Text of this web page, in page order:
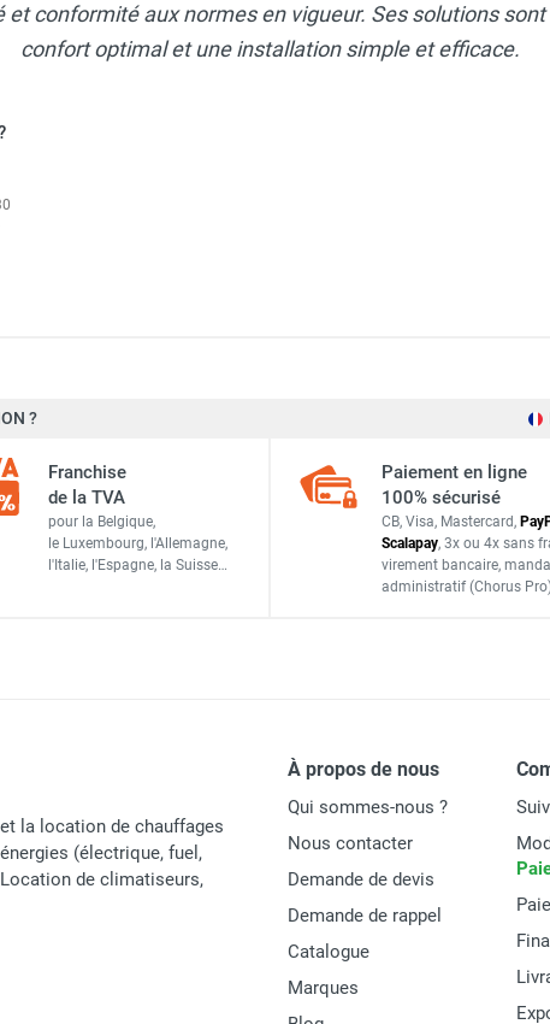
conformité aux normes en vigueur. Ses solutions
confort optimal et une installation simple et efficace.
230 V - 50Hz
Ø7,2 +/-0,2mm
Double, Polymère fluoré
IPx7
90° C
vignes 2 340 W - 128 mètres linéaires - HEATCOM
?
Franchise
de la TVA
pour la Belgique,
le Luxembourg, l'Allemagne,
l'Italie, l'Espagne, la Suisse…
Paiement en ligne
100% sécurisé
CB, Visa, Mastercard, Pay
Scalapay, 3x ou 4x sans
virement bancaire,
administratif (Chorus
la location de chauffages
(électrique, fuel,
de climatiseurs,
À propos de nous
Qui sommes-nous ?
Nous contacter
Demande de devis
Demande de rappel
Catalogue
Marques